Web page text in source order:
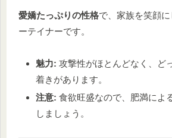
愛嬌たっぷりの性格で、家族を笑顔
ーテイナーです。
魅力: 攻撃性がほとんどなく、ど
着きがあります。
注意: 食欲旺盛なので、肥満によ
しましょう。